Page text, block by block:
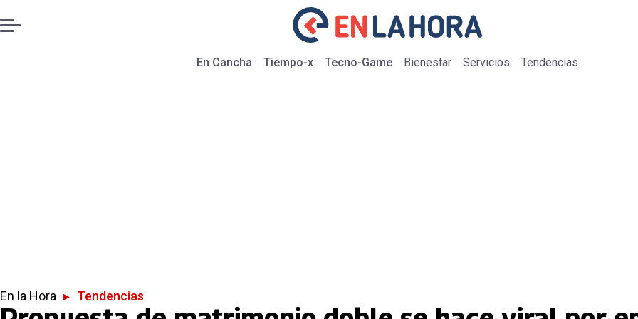
En Cancha Tiempo-x Tecno-Game Bienestar Servicios Tendencias
En la Hora ▸ Tendencias